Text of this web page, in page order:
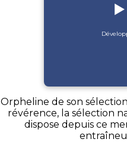
▶️
Orpheline de son
révérence, la sélection
dispose depuis ce